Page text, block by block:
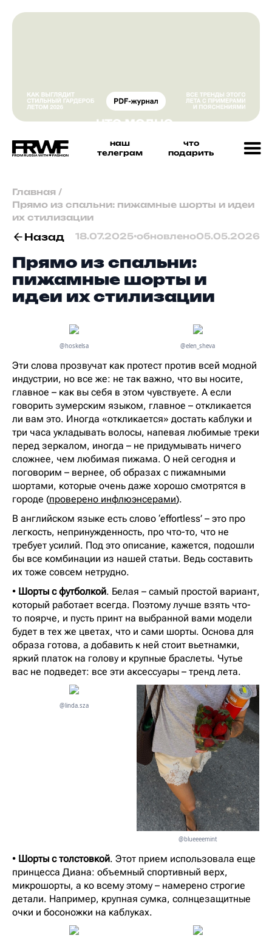
наш
телеграм
что
подарить
Главная /
Прямо из спальни: пижамные шорты и идеи
их стилизации
Назад 18.07.2025•обновлено05.05.2026
Прямо из спальни:
пижамные шорты и
идеи их стилизации
@hoskelsa @elen_sheva
Эти слова прозвучат как протест против всей модной
индустрии, но все же: не так важно, что вы носите,
главное – как вы себя в этом чувствуете. А если
говорить зумерским языком, главное – откликается
ли вам это. Иногда «откликается» достать каблуки и
три часа укладывать волосы, напевая любимые треки
перед зеркалом, иногда – не придумывать ничего
сложнее, чем любимая пижама. О ней сегодня и
поговорим – вернее, об образах с пижамными
шортами, которые очень даже хорошо смотрятся в
городе (проверено инфлюэнсерами).
В английском языке есть слово ‘effortless’ – это про
легкость, непринужденность, про что-то, что не
требует усилий. Под это описание, кажется, подошли
бы все комбинации из нашей статьи. Ведь составить
их тоже совсем нетрудно.
• Шорты с футболкой. Белая – самый простой вариант,
который работает всегда. Поэтому лучше взять что-
то поярче, и пусть принт на выбранной вами модели
будет в тех же цветах, что и сами шорты. Основа для
образа готова, а добавить к ней стоит вьетнамки,
яркий платок на голову и крупные браслеты. Чутье
вас не подведет: все эти аксессуары – тренд лета.
@linda.sza
@blueeeemint
• Шорты с толстовкой. Этот прием использовала еще
принцесса Диана: объемный спортивный верх,
микрошорты, а ко всему этому – намерено строгие
детали. Например, крупная сумка, солнцезащитные
очки и босоножки на каблуках.